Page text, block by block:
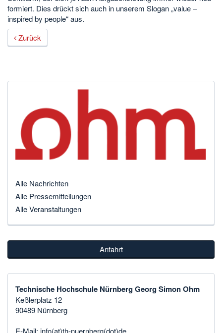
formiert. Dies drückt sich auch in unserem Slogan „value –
inspired by people“ aus.
Zurück
Alle Nachrichten
Alle Pressemitteilungen
Alle Veranstaltungen
Anfahrt
Technische Hochschule Nürnberg Georg Simon Ohm
Keßlerplatz 12
90489 Nürnberg
E-Mail: info(at)th-nuernberg(dot)de